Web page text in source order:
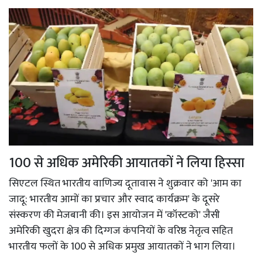
100 से अधिक अमेरिकी आयातकों ने लिया हिस्सा
सिएटल स्थित भारतीय वाणिज्य दूतावास ने शुक्रवार को 'आम का
जादू: भारतीय आमों का प्रचार और स्वाद कार्यक्रम' के दूसरे
संस्करण की मेजबानी की। इस आयोजन में 'कॉस्टको' जैसी
अमेरिकी खुदरा क्षेत्र की दिग्गज कंपनियों के वरिष्ठ नेतृत्व सहित
भारतीय फलों के 100 से अधिक प्रमुख आयातकों ने भाग लिया।